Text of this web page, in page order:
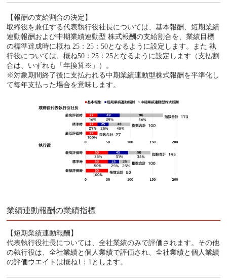
【報酬の支給割合の決定】
取締役を兼任する代表執行役社長については、基本報酬、短期業績
連動報酬および中期業績連動型 株式報酬の支給割合を、業績目標
の標準達成時に概ね 25：25：50となるように設定します。また 執
行役については、概ね50：25：25となるように設定します（支払割
合は、いずれも「年換算※」）。
※対象期間終了後に支払われる中期業績連動型株式報酬を平準化し
て毎年支払った場合を意味します。
業績連動報酬の業績指標
【短期業績連動報酬】
代表執行役社長については、全社業績のみで評価されます。その他
の執行役は、全社業績と個人業績で評価され、全社業績と個人業績
の評価ウエイトは概ね1：1とします。